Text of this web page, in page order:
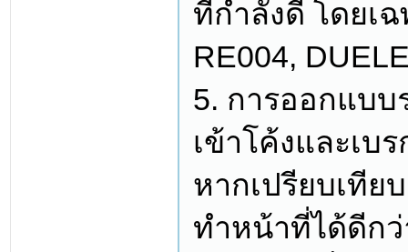
ที่กำลังดี โดยเฉ
RE004,
5. การออกแบบ
เข้าโค้งและเ
หากเปรียบเทีย
ทำหน้าที่ได้ดีกว่